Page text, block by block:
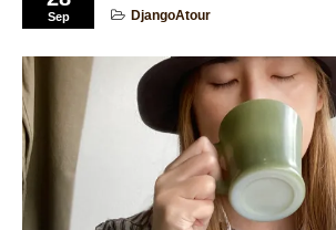
Sep DjangoAtour